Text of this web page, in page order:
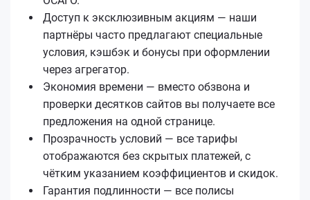
Доступ к эксклюзивным акциям — наши
партнёры часто предлагают специальные
условия, кэшбэк и бонусы при оформлении
через агрегатор.
Экономия времени — вместо обзвона и
проверки десятков сайтов вы получаете все
предложения на одной странице.
Прозрачность условий — все тарифы
отображаются без скрытых платежей, с
чётким указанием коэффициентов и скидок.
Гарантия подлинности — все полисы